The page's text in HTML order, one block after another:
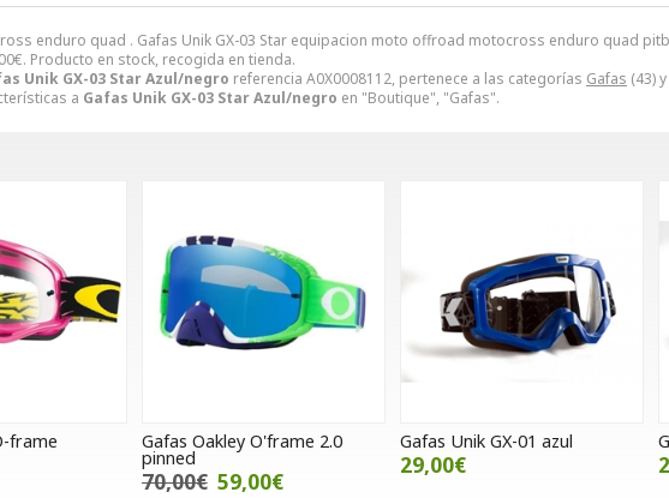
enduro quad . Gafas Unik GX-03 Star equipacion moto offroad motocross enduro quad
€. Producto en stock, recogida en tienda.
Unik GX-03 Star Azul/negro referencia A0X0008112, pertenece a las categorías Gafas (43) y
a Gafas Unik GX-03 Star Azul/negro en "Boutique", "Gafas".
frame Gafas Oakley O'frame 2.0
pinned
70,00€ 59,00€
Gafas Unik GX-01 azul
29,00€